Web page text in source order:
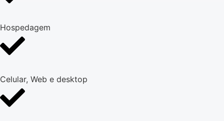
Hospedagem
Celular, Web e desktop